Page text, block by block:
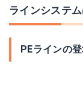
ラインシステ
PEラインの